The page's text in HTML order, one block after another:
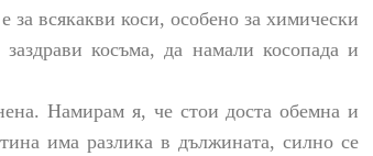
всякакви коси, особено за химически
косъма, да намали косопада и
Намирам я, че стои доста обемна и
има разлика в дължината, силно се